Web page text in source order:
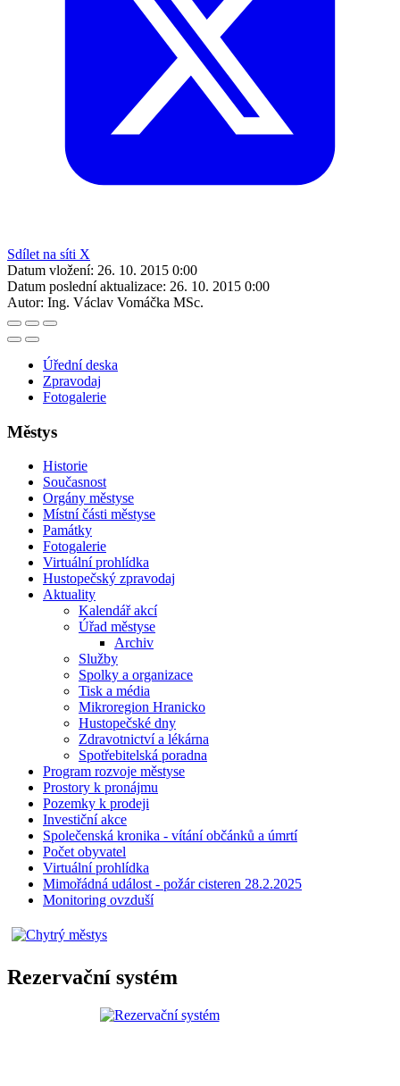
Sdílet na síti X
Datum vložení: 26. 10. 2015 0:00
Datum poslední aktualizace: 26. 10. 2015 0:00
Autor: Ing. Václav Vomáčka MSc.
Úřední deska
Zpravodaj
Fotogalerie
Městys
Historie
Současnost
Orgány městyse
Místní části městyse
Památky
Fotogalerie
Virtuální prohlídka
Hustopečský zpravodaj
Aktuality
Kalendář akcí
Úřad městyse
Archiv
Služby
Spolky a organizace
Tisk a média
Mikroregion Hranicko
Hustopečské dny
Zdravotnictví a lékárna
Spotřebitelská poradna
Program rozvoje městyse
Prostory k pronájmu
Pozemky k prodeji
Investiční akce
Společenská kronika - vítání občánků a úmrtí
Počet obyvatel
Virtuální prohlídka
Mimořádná událost - požár cisteren 28.2.2025
Monitoring ovzduší
Rezervační systém